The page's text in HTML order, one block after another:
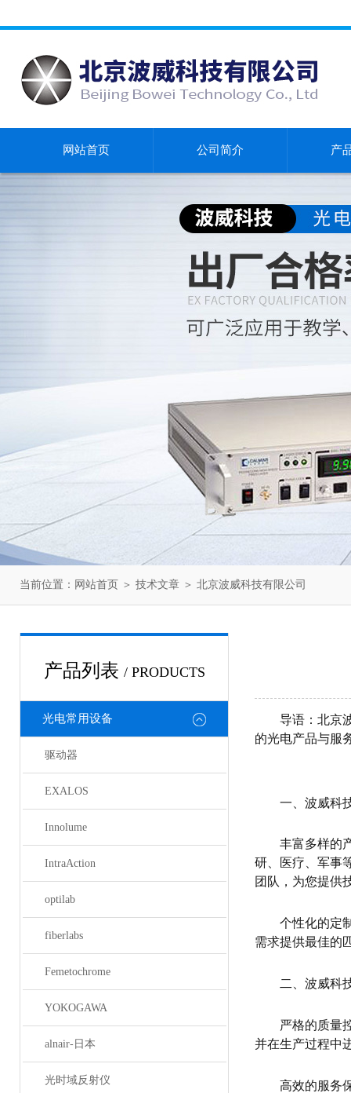
网站首页 公司简介 产
当前位置： 网站首页 ＞ 技术文章 ＞ 北京波威科技有限公司
产品列表 / PRODUCTS
光电常用设备
驱动器
EXALOS
Innolume
IntraAction
optilab
fiberlabs
Femetochrome
YOKOGAWA
alnair-日本
光时域反射仪
导语：北京
的光电产品与服
一、波威科
丰富多样的
研、医疗、军事
团队，为您提供
个性化的定
需求提供最佳的
二、波威科
严格的质量
并在生产过程中
高效的服务